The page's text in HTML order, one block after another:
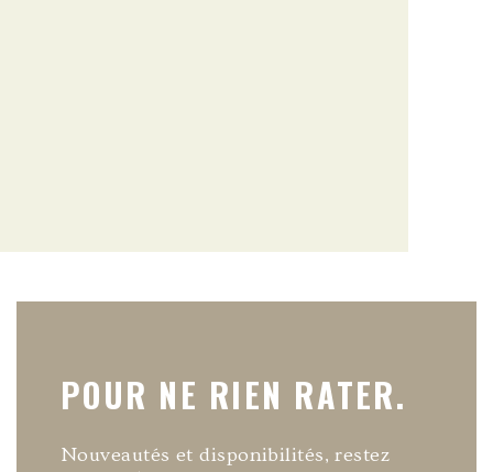
POUR NE RIEN RATER.
Nouveautés et disponibilités, restez